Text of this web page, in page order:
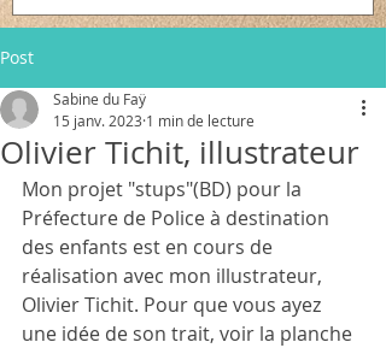
Post
Olivier Tichit, illustrateur
Sabine du Faÿ
15 janv. 2023 1 min de lecture
Mon projet "stups"(BD) pour la
Préfecture de Police à destination
des enfants est en cours de
réalisation avec mon illustrateur,
Olivier Tichit. Pour que vous ayez
une idée de son trait, voir la planche